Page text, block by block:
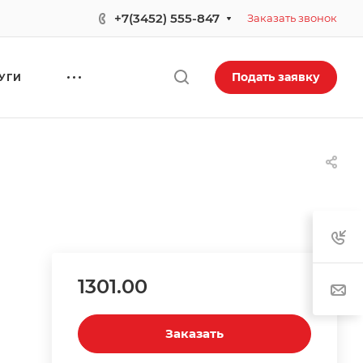
+7(3452) 555-847 Заказать звонок
Подать заявку
1301.00
Заказать